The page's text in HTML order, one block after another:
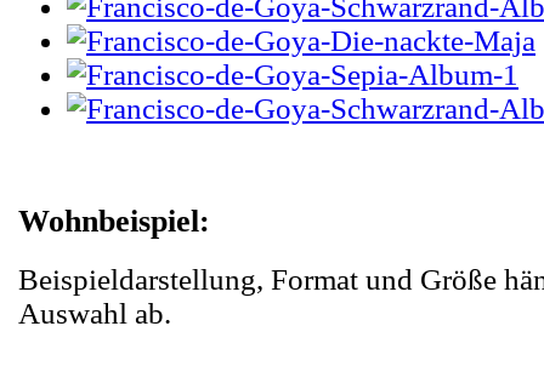
Wohnbeispiel:
Beispieldarstellung, Format und Größe
Auswahl ab.